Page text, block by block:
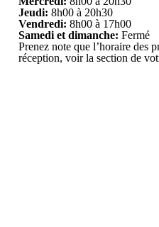
Jeudi: 8h00 à 20h30
Vendredi: 8h00 à 17h00
Samedi et dimanche: Fermé
Prenez note que l’horaire des
réception, voir la section de